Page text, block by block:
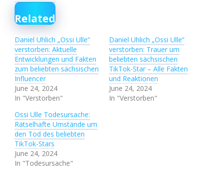
Related
Daniel Uhlich „Ossi Ulle”
verstorben: Aktuelle
Entwicklungen und Fakten
zum beliebten sächsischen
Influencer
June 24, 2024
In "Verstorben"
Daniel Uhlich „Ossi Ulle”
verstorben: Trauer um
beliebten sächsischen
TikTok-Star – Alle Fakten
und Reaktionen
June 24, 2024
In "Verstorben"
Ossi Ulle Todesursache:
Rätselhafte Umstände um
den Tod des beliebten
TikTok-Stars
June 24, 2024
In "Todesursache"